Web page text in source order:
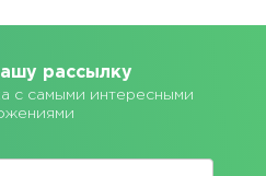
рассылку
с самыми интересными